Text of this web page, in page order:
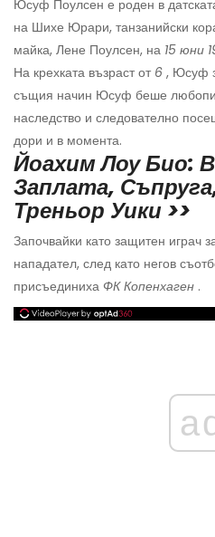
Юсуф Поулсен е роден в
на Шихе Юрари, танзанийски
майка, Лене Поулсен, на 15 юни
На крехката възраст от 6 , Юсуф
същия начин Юсуф беше
наследство и следователно
дори и в момента.
Йоахим Лоу Био:
Заплата,
Треньор Уики >>
Започвайки като защитен играч
нападател, след като негов
присъединиха ФК Копенхаген .